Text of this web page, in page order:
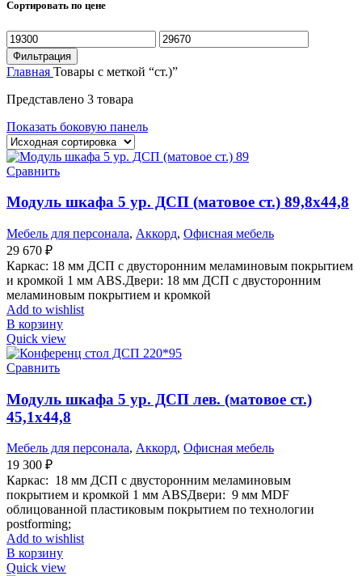
Сортировать по цене
Минимальная
цена
Максимальная
цена
Фильтрация
Главная Товары с меткой “ст.)”
Представлено 3 товара
Показать боковую панель
Сравнить
Модуль шкафа 5 ур. ДСП (матовое ст.) 89,8х44,8
Мебель для персонала, Аккорд, Офисная мебель
29 670 ₽
Каркас: 18 мм ДСП с двусторонним меламиновым покрытием
и кромкой 1 мм ABS.Двери: 18 мм ДСП с двусторонним
меламиновым покрытием и кромкой
Add to wishlist
В корзину
Quick view
Сравнить
Модуль шкафа 5 ур. ДСП лев. (матовое ст.)
45,1х44,8
Мебель для персонала, Аккорд, Офисная мебель
19 300 ₽
Каркас: 18 мм ДСП с двусторонним меламиновым
покрытием и кромкой 1 мм ABSДвери: 9 мм MDF
облицованной пластиковым покрытием по технологии
postforming;
Add to wishlist
В корзину
Quick view